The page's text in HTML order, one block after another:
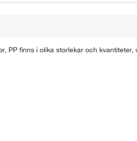
PP finns i olika storlekar och